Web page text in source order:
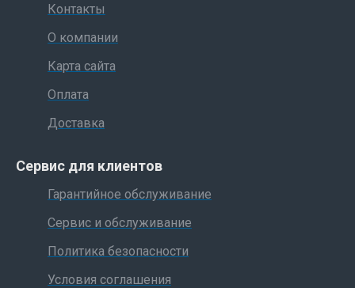
Контакты
О компании
Карта сайта
Оплата
Доставка
Сервис для клиентов
Гарантийное обслуживание
Сервис и обслуживание
Политика безопасности
Условия соглашения